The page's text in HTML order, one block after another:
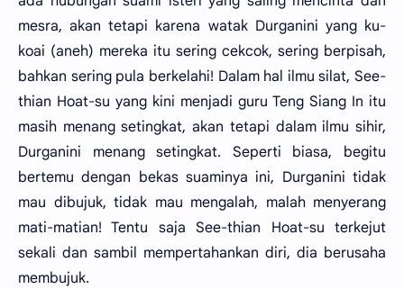
mesra, akan tetapi karena watak Durganini yang ku-
koai (aneh) mereka itu sering cekcok, sering berpisah,
bahkan sering pula berkelahi! Dalam hal ilmu silat, See-
thian Hoat-su yang kini menjadi guru Teng Siang In itu
masih menang setingkat, akan tetapi dalam ilmu sihir,
Durganini menang setingkat. Seperti biasa, begitu
bertemu dengan bekas suaminya ini, Durganini tidak
mau dibujuk, tidak mau mengalah, malah menyerang
mati-matian! Tentu saja See-thian Hoat-su terkejut
sekali dan sambil mempertahankan diri, dia berusaha
membujuk.